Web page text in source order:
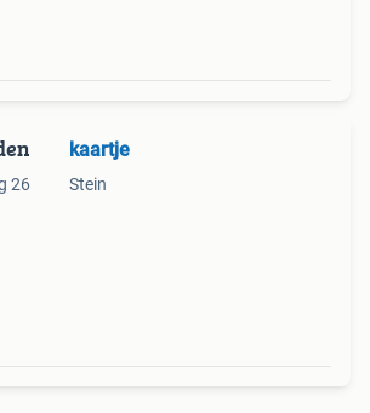
26
kaartje
Stein